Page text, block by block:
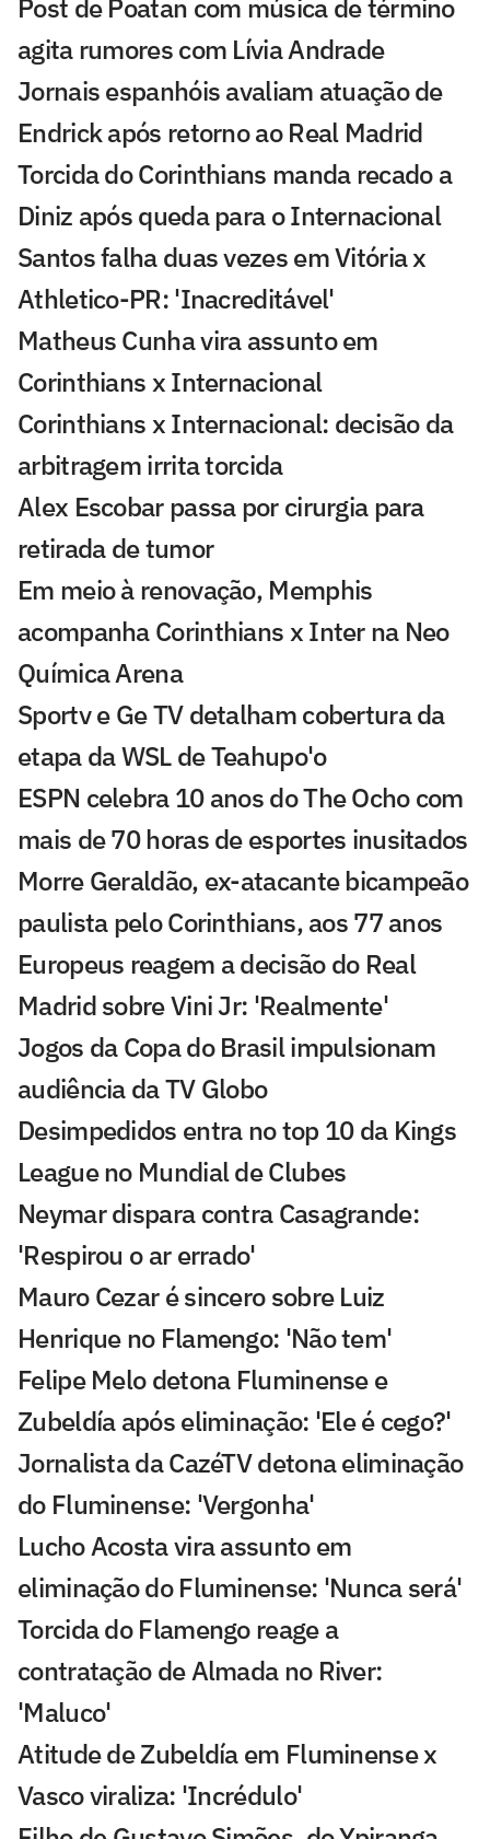
Post de Poatan com música de término
agita rumores com Lívia Andrade
Jornais espanhóis avaliam atuação de
Endrick após retorno ao Real Madrid
Torcida do Corinthians manda recado a
Diniz após queda para o Internacional
Santos falha duas vezes em Vitória x
Athletico-PR: 'Inacreditável'
Matheus Cunha vira assunto em
Corinthians x Internacional
Corinthians x Internacional: decisão da
arbitragem irrita torcida
Alex Escobar passa por cirurgia para
retirada de tumor
Em meio à renovação, Memphis
acompanha Corinthians x Inter na Neo
Química Arena
Sportv e Ge TV detalham cobertura da
etapa da WSL de Teahupo'o
ESPN celebra 10 anos do The Ocho com
mais de 70 horas de esportes inusitados
Morre Geraldão, ex-atacante bicampeão
paulista pelo Corinthians, aos 77 anos
Europeus reagem a decisão do Real
Madrid sobre Vini Jr: 'Realmente'
Jogos da Copa do Brasil impulsionam
audiência da TV Globo
Desimpedidos entra no top 10 da Kings
League no Mundial de Clubes
Neymar dispara contra Casagrande:
'Respirou o ar errado'
Mauro Cezar é sincero sobre Luiz
Henrique no Flamengo: 'Não tem'
Felipe Melo detona Fluminense e
Zubeldía após eliminação: 'Ele é cego?'
Jornalista da CazéTV detona eliminação
do Fluminense: 'Vergonha'
Lucho Acosta vira assunto em
eliminação do Fluminense: 'Nunca será'
Torcida do Flamengo reage a
contratação de Almada no River:
'Maluco'
Atitude de Zubeldía em Fluminense x
Vasco viraliza: 'Incrédulo'